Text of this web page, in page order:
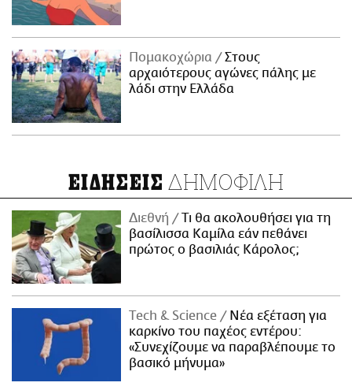
Πομακοχώρια
Στους
αρχαιότερους αγώνες πάλης με
λάδι στην Ελλάδα
ΕΙΔΗΣΕΙΣ ΔΗΜΟΦΙΛΗ
Διεθνή
Τι θα ακολουθήσει για τη
βασίλισσα Καμίλα εάν πεθάνει
πρώτος ο βασιλιάς Κάρολος;
Τech & Science
Νέα εξέταση για
καρκίνο του παχέος εντέρου:
«Συνεχίζουμε να παραβλέπουμε το
βασικό μήνυμα»